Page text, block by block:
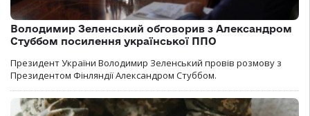
Володимир Зеленський обговорив з Александром
Стуббом посилення української ППО
Президент України Володимир Зеленський провів розмову з
Президентом Фінляндії Александром Стуббом.